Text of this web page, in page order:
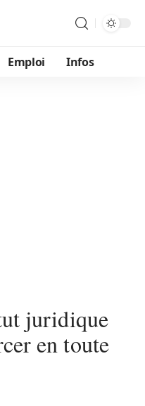
Emploi Infos
juridique
en toute